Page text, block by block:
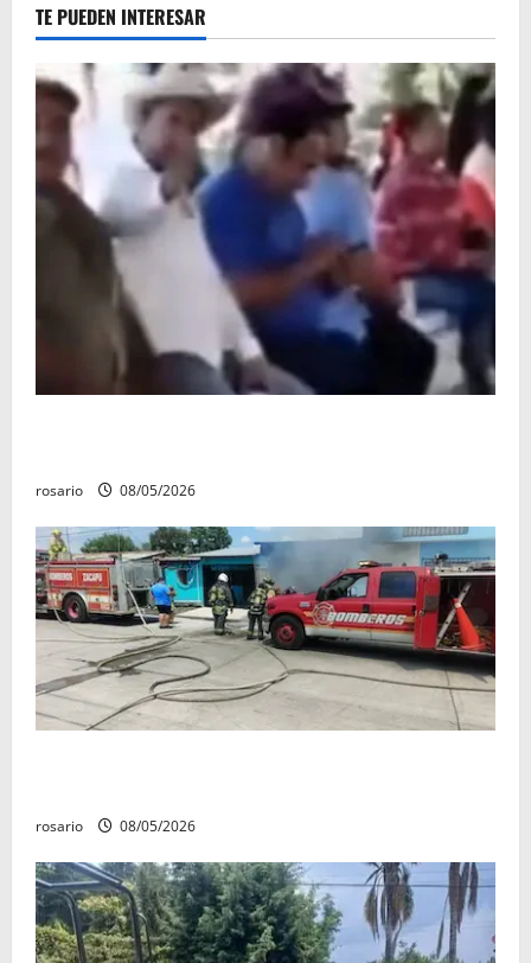
TE PUEDEN INTERESAR
rosario 08/05/2026
rosario 08/05/2026